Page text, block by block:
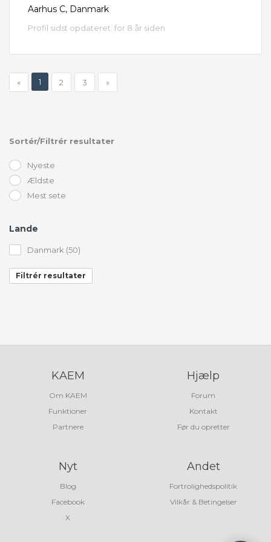
Aarhus C, Danmark
Profil sidst opdateret: for 8 år siden
« 1 2 3 »
Sortér/Filtrér resultater
Nyeste
Ældste
Mest sete
Lande
Danmark (50)
Filtrér resultater
KAEM
Om KAEM
Funktioner
Partnere
Hjælp
Forum
Kontakt
Før du opretter
Nyt
Blog
Facebook
X
Andet
Fortrolighedspolitik
Vilkår & Betingelser